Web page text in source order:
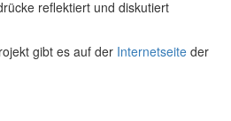
reflektiert und diskutiert
gibt es auf der Internetseite der